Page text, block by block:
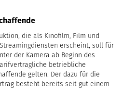
die als Kinofilm, Film und
erscheint, soll für
der Kamera ab Beginn des
betriebliche
gelten. Der dazu für die
besteht bereits seit gut einem